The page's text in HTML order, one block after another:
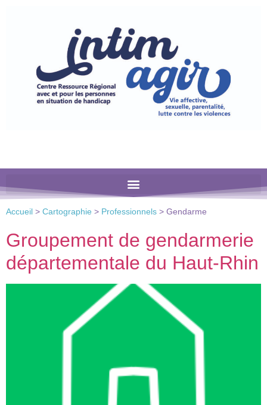
comprend
Accueil > Cartographie > Professionnels > Gendarme
Groupement de gendarmerie
départementale du Haut-Rhin